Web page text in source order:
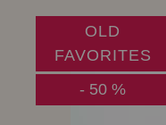
OLD
FAVORITES
- 50 %